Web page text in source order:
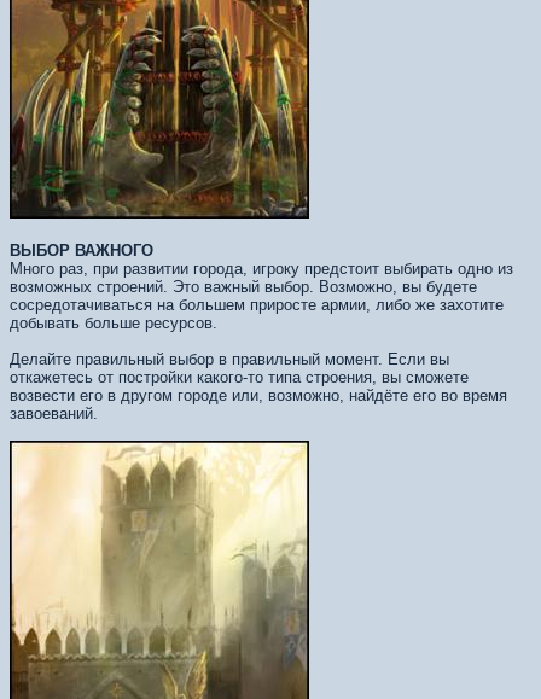
ВЫБОР ВАЖНОГО
Много раз, при развитии города, игроку предстоит выбирать одно из
возможных строений. Это важный выбор. Возможно, вы будете
сосредотачиваться на большем приросте армии, либо же захотите
добывать больше ресурсов.
Делайте правильный выбор в правильный момент. Если вы
откажетесь от постройки какого-то типа строения, вы сможете
возвести его в другом городе или, возможно, найдёте его во время
завоеваний.